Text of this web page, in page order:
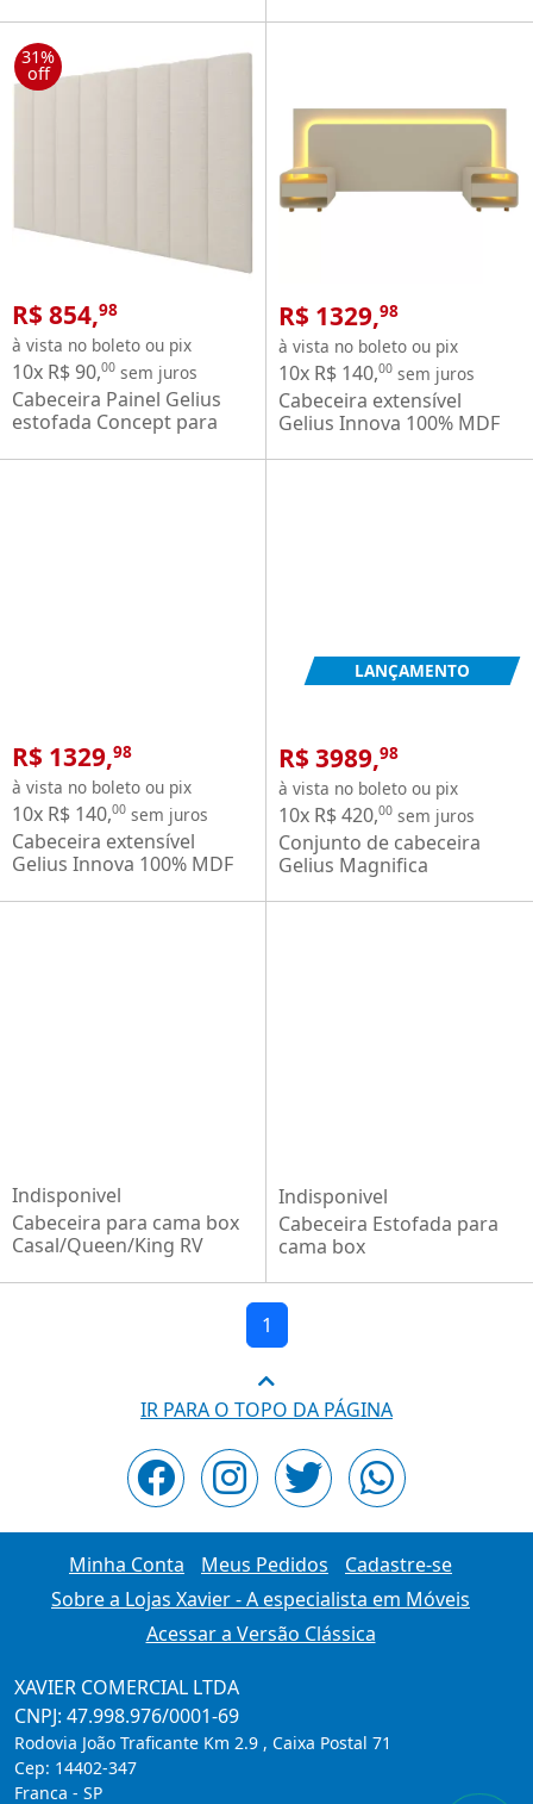
Móveis Suíça com 02
mesas de cabeceira com
tomada cinamomo OFF
White
Móveis Suíça com 02
31%
off
R$ 854,98
à vista no boleto ou pix
10x R$ 90,00 sem juros
Cabeceira Painel Gelius
estofada Concept para
king em tecido linho
R$ 1329,98
à vista no boleto ou pix
10x R$ 140,00 sem juros
Cabeceira extensível
Gelius Innova 100% MDF
cama box de Casal 138 cm,
R$ 1329,98
à vista no boleto ou pix
10x R$ 140,00 sem juros
Cabeceira extensível
Gelius Innova 100% MDF
cama box de Casal 138 cm,
LANÇAMENTO
R$ 3989,98
à vista no boleto ou pix
10x R$ 420,00 sem juros
Conjunto de cabeceira
Gelius Magnifica
MDF ripada com 2 mesas
Indisponivel
Cabeceira para cama box
Casal/Queen/King RV
cabeceira com tomada
Indisponivel
Cabeceira Estofada para
cama box
Móveis Suíça com 02
mesas de cabeceira com
tomada cinamomo
1
IR PARA O TOPO DA PÁGINA
Minha Conta Meus Pedidos
Cadastre-se
Sobre a Lojas Xavier - A especialista em Móveis
Acessar a Versão Clássica
XAVIER COMERCIAL LTDA
CNPJ: 47.998.976/0001-69
Rodovia João Traficante Km 2.9 , Caixa Postal 71
Cep: 14402-347
Franca - SP